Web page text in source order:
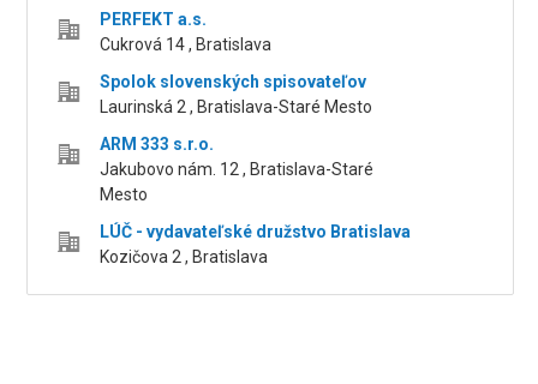
PERFEKT a.s.
Cukrová 14 , Bratislava
Spolok slovenských spisovateľov
Laurinská 2 , Bratislava-Staré Mesto
ARM 333 s.r.o.
Jakubovo nám. 12 , Bratislava-Staré
Mesto
LÚČ - vydavateľské družstvo Bratislava
Kozičova 2 , Bratislava